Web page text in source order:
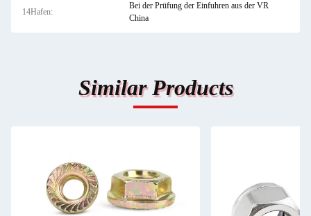
14Hafen:
Bei der Prüfung der Einfuhren aus der VR
China
Similar Products